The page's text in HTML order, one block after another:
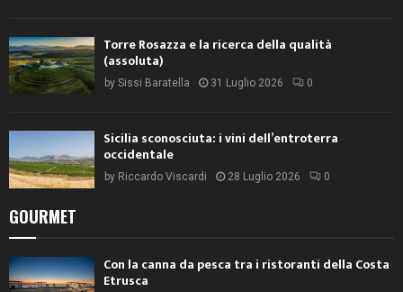
Torre Rosazza e la ricerca della qualità
(assoluta)
by Sissi Baratella 31 Luglio 2026 0
Sicilia sconosciuta: i vini dell’entroterra
occidentale
by Riccardo Viscardi 28 Luglio 2026 0
GOURMET
Con la canna da pesca tra i ristoranti della Costa
Etrusca